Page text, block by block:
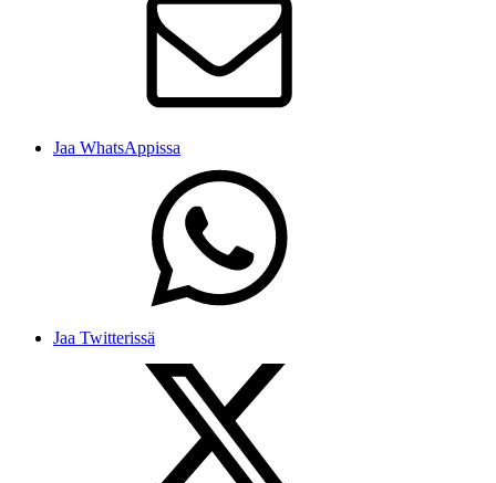
Jaa WhatsAppissa
Jaa Twitterissä